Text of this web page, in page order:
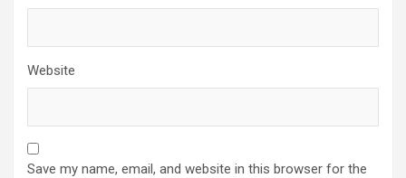
Website
Save my name, email, and website in this browser for the